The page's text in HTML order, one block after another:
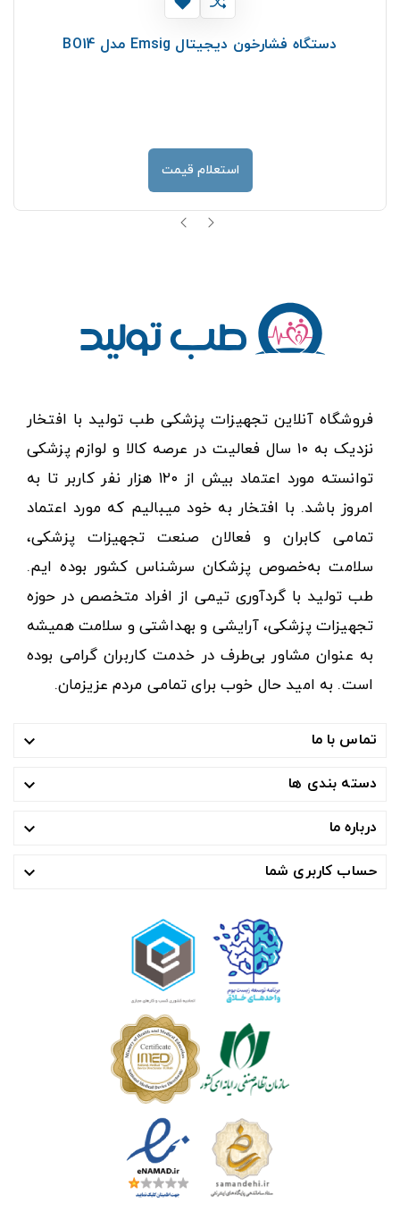
دستگاه فشارخون دیجیتال Emsig مدل BO14
استعلام قیمت
فروشگاه آنلاین تجهیزات پزشکی طب تولید با افتخار
نزدیک به ۱۰ سال فعالیت در عرصه کالا و لوازم پزشکی
توانسته مورد اعتماد بیش از ۱۲۰ هزار نفر کاربر تا به
امروز باشد. با افتخار به خود میبالیم که مورد اعتماد
تمامی کابران و فعالان صنعت تجهیزات پزشکی،
سلامت به‌خصوص پزشکان سرشناس کشور بوده ایم.
طب تولید با گردآوری تیمی از افراد متخصص در حوزه
تجهیزات پزشکی، آرایشی و بهداشتی و سلامت همیشه
به عنوان مشاور بی‌طرف در خدمت کاربران گرامی بوده
است. به امید حال خوب برای تمامی مردم عزیزمان.
تماس با ما 
دسته بندی ها 
درباره ما 
حساب کاربری شما 